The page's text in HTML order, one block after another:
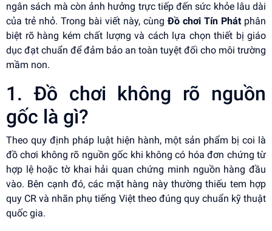
ngân sách mà còn ảnh hưởng trực tiếp đến sức khỏe lâu dài
của trẻ nhỏ. Trong bài viết này, cùngĐồ chơi Tín Phátphân
biệt rõ hàng kém chất lượng và cách lựa chọn thiết bị giáo
dục đạt chuẩn để đảm bảo an toàn tuyệt đối cho môi trường
mầm non.
1. Đồ chơi không rõ nguồn
gốc là gì?
Theo quy định pháp luật hiện hành, một sản phẩm bị coi là
đồ chơi không rõ nguồn gốc khi không có hóa đơn chứng từ
hợp lệ hoặc tờ khai hải quan chứng minh nguồn hàng đầu
vào. Bên cạnh đó, các mặt hàng này thường thiếu tem hợp
quy CR và nhãn phụ tiếng Việt theo đúng quy chuẩn kỹ thuật
quốc gia.